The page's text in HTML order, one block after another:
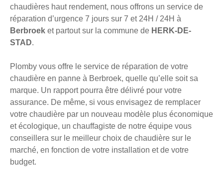
chaudières haut rendement, nous offrons un service de
réparation d’urgence 7 jours sur 7 et 24H / 24H à
Berbroek et partout sur la commune de HERK-DE-
STAD.
Plomby vous offre le service de réparation de votre
chaudière en panne à Berbroek, quelle qu’elle soit sa
marque. Un rapport pourra être délivré pour votre
assurance. De même, si vous envisagez de remplacer
votre chaudière par un nouveau modèle plus économique
et écologique, un chauffagiste de notre équipe vous
conseillera sur le meilleur choix de chaudière sur le
marché, en fonction de votre installation et de votre
budget.